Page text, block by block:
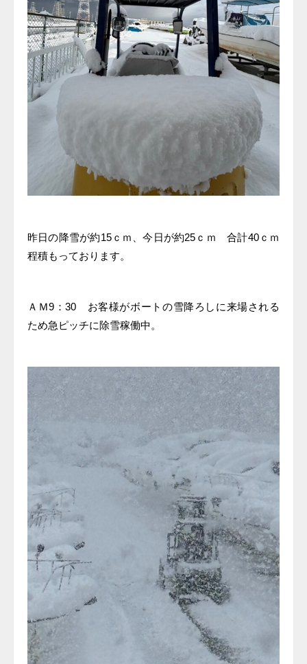
昨日の降雪が約15ｃｍ、今日が約25ｃｍ 合計40ｃｍ
程積もっております。
ＡＭ9：30 お客様がボートの雪降ろしに来場される
ため急ピッチに除雪稼働中。